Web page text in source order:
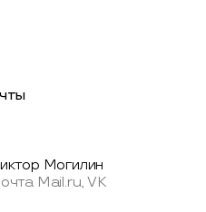
Могилин
Mail.ru, VK